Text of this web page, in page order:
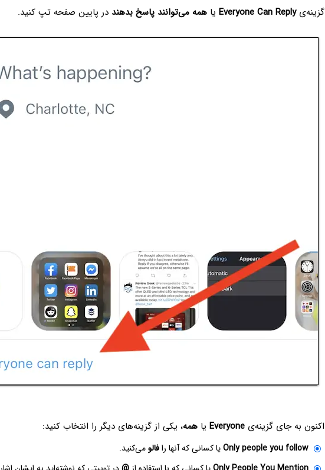
گزینه‌یEveryone Can Reply یاهمه می‌توانند پاسخ بدهند در پایین صفحه تپ کنید.
اکنون به جای گزینه‌یEveryone یاهمه، یکی از گزینه‌های دیگر را انتخاب کنید:
Only people you followیا کسانی که آنها رافالومی‌کنید.